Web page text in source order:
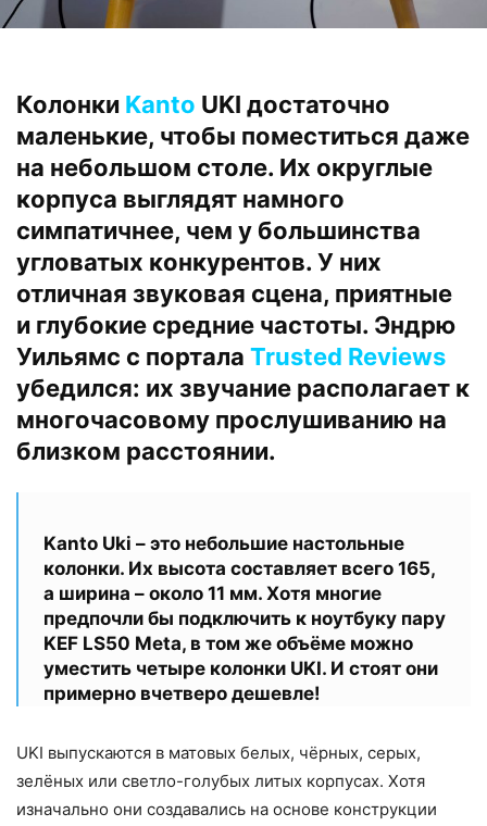
Колонки Kanto UKI достаточно
маленькие, чтобы поместиться даже
на небольшом столе. Их округлые
корпуса выглядят намного
симпатичнее, чем у большинства
угловатых конкурентов. У них
отличная звуковая сцена, приятные
и глубокие средние частоты. Эндрю
Уильямс с портала Trusted Reviews
убедился: их звучание располагает к
многочасовому прослушиванию на
близком расстоянии.
Kanto Uki – это небольшие настольные
колонки. Их высота составляет всего 165,
а ширина – около 11 мм. Хотя многие
предпочли бы подключить к ноутбуку пару
KEF LS50 Meta, в том же объёме можно
уместить четыре колонки UKI. И стоят они
примерно вчетверо дешевле!
UKI выпускаются в матовых белых, чёрных, серых,
зелёных или светло-голубых литых корпусах. Хотя
изначально они создавались на основе конструкции